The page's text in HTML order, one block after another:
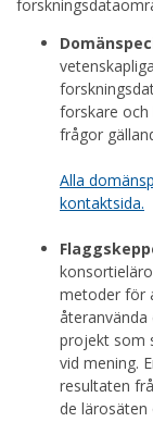
forskare
frågor
Alla
kontaktsida.
metoder för
återanvända
projekt som
vid mening.
resultaten
de